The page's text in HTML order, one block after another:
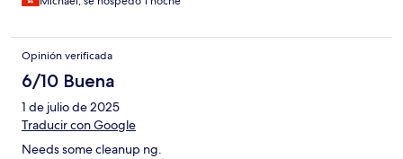
Opinión verificada
6/10 Buena
1 de julio de 2025
Traducir con Google
Needs some cleanup ng.